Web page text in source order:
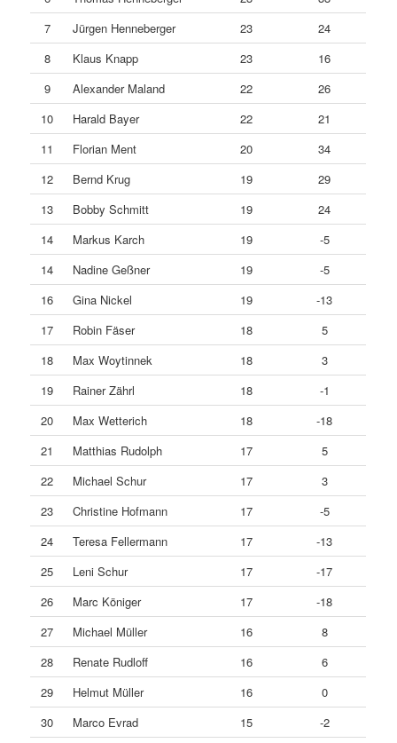
7
Jürgen Henneberger 23
24
8
Klaus Knapp 23
16
9
Alexander Maland 22
26
10
Harald Bayer 22
21
11
Florian Ment 20
34
12
Bernd Krug 19
29
13
Bobby Schmitt 19
24
14
Markus Karch 19
-5
14
Nadine Geßner 19
-5
16
Gina Nickel 19
-13
17
Robin Fäser 18
5
18
Max Woytinnek 18
3
19
Rainer Zährl 18
-1
20
Max Wetterich 18
-18
21
Matthias Rudolph 17
5
22
Michael Schur 17
3
23
Christine Hofmann 17
-5
24
Teresa Fellermann 17
-13
25
Leni Schur 17
-17
26
Marc Königer 17
-18
27
Michael Müller 16
8
28
Renate Rudloff 16
6
29
Helmut Müller 16
0
30
Marco Evrad 15
-2